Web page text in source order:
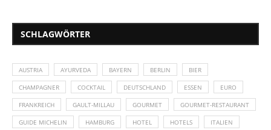
SCHLAGWÖRTER
AUSTRIA AYURVEDA BAYERN BERLIN BIER
CHAMPAGNER COCKTAIL DEUTSCHLAND ESSEN EURO
FRANKREICH GAULT-MILLAU GOURMET GOURMET-RESTAURANT
GUIDE MICHELIN HAMBURG HOTEL HOTELS ITALIEN